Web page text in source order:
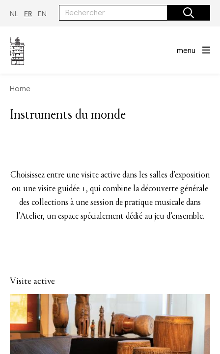
NL FR EN
menu
Home
Instruments du monde
Choisissez entre une visite active dans les salles d’exposition
ou une visite guidée +, qui combine la découverte générale
des collections à une session de pratique musicale dans
l’Atelier, un espace spécialement dédié au jeu d’ensemble.
Visite active